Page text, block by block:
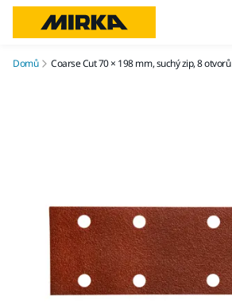
Domů Coarse Cut 70 × 198 mm, suchý zip, 8 otvorů